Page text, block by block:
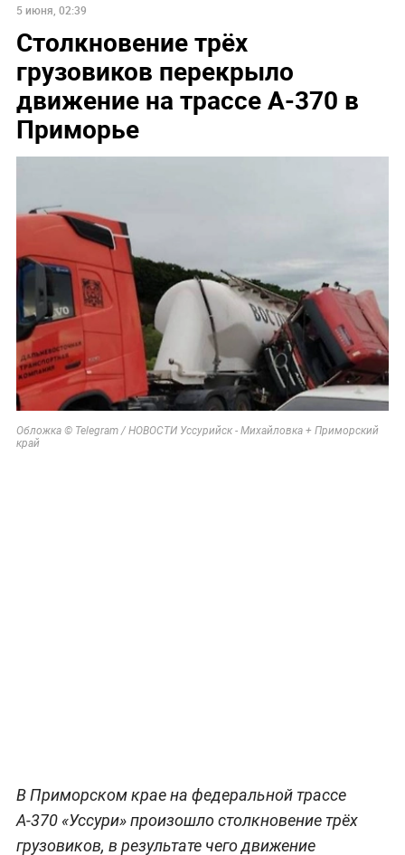
5 июня, 02:39
Столкновение трёх
грузовиков перекрыло
движение на трассе А-370 в
Приморье
Обложка © Telegram / НОВОСТИ Уссурийск - Михайловка + Приморский
край
В Приморском крае на федеральной трассе
А-370 «Уссури» произошло столкновение трёх
грузовиков, в результате чего движение